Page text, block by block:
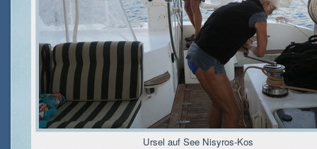
Ursel auf See Nisyros-Kos